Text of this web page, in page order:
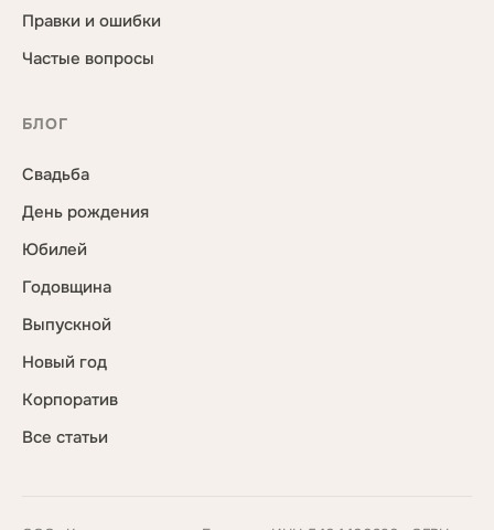
Правки и ошибки
Частые вопросы
БЛОГ
Свадьба
День рождения
Юбилей
Годовщина
Выпускной
Новый год
Корпоратив
Все статьи